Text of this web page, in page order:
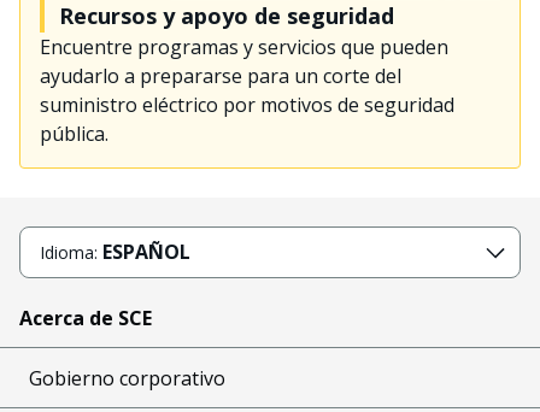
Recursos y apoyo de seguridad
Encuentre programas y servicios que pueden
ayudarlo a prepararse para un corte del
suministro eléctrico por motivos de seguridad
pública.
Idioma: ESPAÑOL
Acerca de SCE
Gobierno corporativo